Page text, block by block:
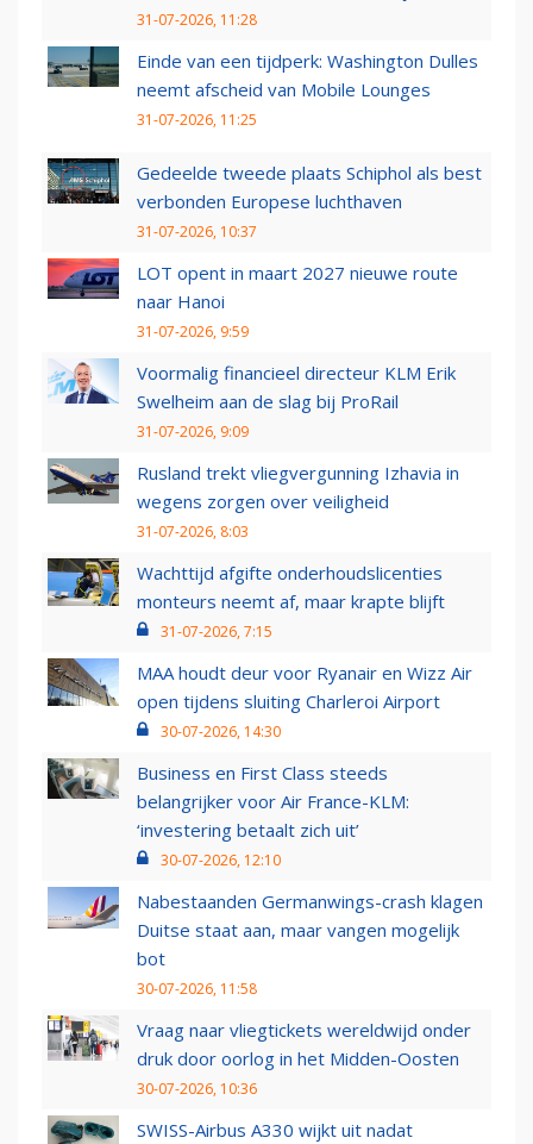
31-07-2026, 11:28
Einde van een tijdperk: Washington Dulles
neemt afscheid van Mobile Lounges
31-07-2026, 11:25
Gedeelde tweede plaats Schiphol als best
verbonden Europese luchthaven
31-07-2026, 10:37
LOT opent in maart 2027 nieuwe route
naar Hanoi
31-07-2026, 9:59
Voormalig financieel directeur KLM Erik
Swelheim aan de slag bij ProRail
31-07-2026, 9:09
Rusland trekt vliegvergunning Izhavia in
wegens zorgen over veiligheid
31-07-2026, 8:03
Wachttijd afgifte onderhoudslicenties
monteurs neemt af, maar krapte blijft
31-07-2026, 7:15
MAA houdt deur voor Ryanair en Wizz Air
open tijdens sluiting Charleroi Airport
30-07-2026, 14:30
Business en First Class steeds
belangrijker voor Air France-KLM:
‘investering betaalt zich uit’
30-07-2026, 12:10
Nabestaanden Germanwings-crash klagen
Duitse staat aan, maar vangen mogelijk
bot
30-07-2026, 11:58
Vraag naar vliegtickets wereldwijd onder
druk door oorlog in het Midden-Oosten
30-07-2026, 10:36
SWISS-Airbus A330 wijkt uit nadat